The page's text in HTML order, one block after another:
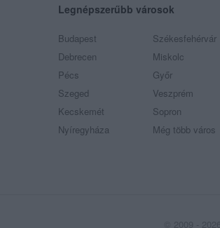
Legnépszerűbb városok
Budapest
Debrecen
Pécs
Szeged
Kecskemét
Nyíregyháza
Székesfehérvár
Miskolc
Győr
Veszprém
Sopron
Még több város